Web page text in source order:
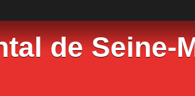
de Seine-